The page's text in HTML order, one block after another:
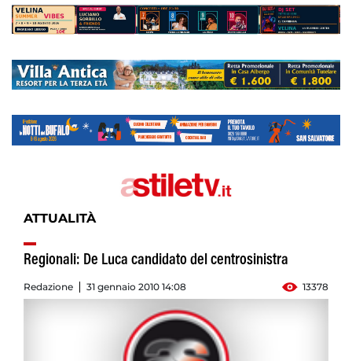
ATTUALITÀ
Regionali: De Luca candidato del centrosinistra
Redazione 31 gennaio 2010 14:08 13378